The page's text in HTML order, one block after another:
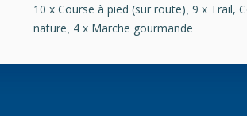
10 x Course à pied (sur route) 9 x Trail,
nature 4 x Marche gourmande